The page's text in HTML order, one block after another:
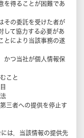
を得ることが困難であ
その委託を受けた者が
して協力する必要があ
とにより当該事務の遂
かつ当社が個人情報保
こと
三者への提供を停止す
は，当該情報の提供先